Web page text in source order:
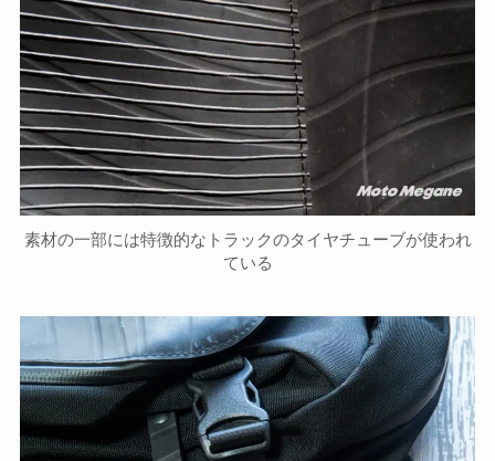
素材の一部には特徴的なトラックのタイヤチューブが使われ
ている